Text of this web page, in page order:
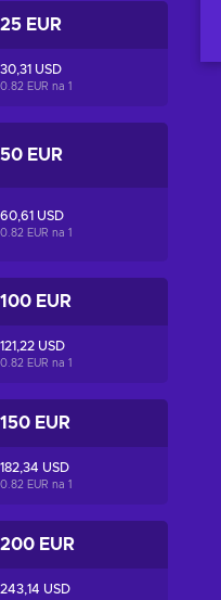
25 EUR
30,31 USD
0.82 EUR na1
50 EUR
60,61 USD
0.82 EUR na1
100 EUR
121,22 USD
0.82 EUR na1
150 EUR
182,34 USD
0.82 EUR na1
200 EUR
243,14 USD